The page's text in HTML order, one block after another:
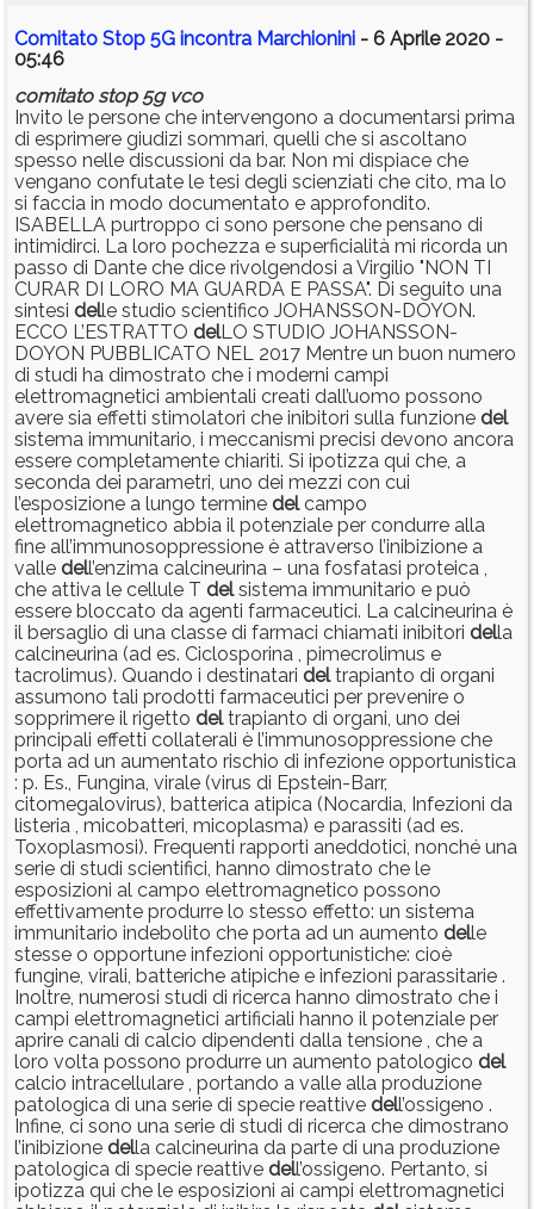
Comitato Stop 5G incontra Marchionini - 6 Aprile 2020 -
05:46
comitato stop 5g vco
Invito le persone che intervengono a documentarsi prima
di esprimere giudizi sommari, quelli che si ascoltano
spesso nelle discussioni da bar. Non mi dispiace che
vengano confutate le tesi degli scienziati che cito, ma lo
si faccia in modo documentato e approfondito.
ISABELLA purtroppo ci sono persone che pensano di
intimidirci. La loro pochezza e superficialità mi ricorda un
passo di Dante che dice rivolgendosi a Virgilio "NON TI
CURAR DI LORO MA GUARDA E PASSA". Di seguito una
sintesi delle studio scientifico JOHANSSON-DOYON.
ECCO L’ESTRATTO delLO STUDIO JOHANSSON-
DOYON PUBBLICATO NEL 2017 Mentre un buon numero
di studi ha dimostrato che i moderni campi
elettromagnetici ambientali creati dall’uomo possono
avere sia effetti stimolatori che inibitori sulla funzione del
sistema immunitario, i meccanismi precisi devono ancora
essere completamente chiariti. Si ipotizza qui che, a
seconda dei parametri, uno dei mezzi con cui
l’esposizione a lungo termine delcampo
elettromagnetico abbia il potenziale per condurre alla
fine all’immunosoppressione è attraverso l’inibizione a
valle dell’enzima calcineurina – una fosfatasi proteica ,
che attiva le cellule T delsistema immunitario e può
essere bloccato da agenti farmaceutici. La calcineurina è
il bersaglio di una classe di farmaci chiamati inibitori della
calcineurina (ad es. Ciclosporina , pimecrolimus e
tacrolimus). Quando i destinatari deltrapianto di organi
assumono tali prodotti farmaceutici per prevenire o
sopprimere il rigetto deltrapianto di organi, uno dei
principali effetti collaterali è l’immunosoppressione che
porta ad un aumentato rischio di infezione opportunistica
: p. Es., Fungina, virale (virus di Epstein-Barr,
citomegalovirus), batterica atipica (Nocardia, Infezioni da
listeria , micobatteri, micoplasma) e parassiti (ad es.
Toxoplasmosi). Frequenti rapporti aneddotici, nonché una
serie di studi scientifici, hanno dimostrato che le
esposizioni al campo elettromagnetico possono
effettivamente produrre lo stesso effetto: un sistema
immunitario indebolito che porta ad un aumento delle
stesse o opportune infezioni opportunistiche: cioè
fungine, virali, batteriche atipiche e infezioni parassitarie .
Inoltre, numerosi studi di ricerca hanno dimostrato che i
campi elettromagnetici artificiali hanno il potenziale per
aprire canali di calcio dipendenti dalla tensione , che a
loro volta possono produrre un aumento patologico del
calcio intracellulare , portando a valle alla produzione
patologica di una serie di specie reattive dell’ossigeno .
Infine, ci sono una serie di studi di ricerca che dimostrano
l’inibizione della calcineurina da parte di una produzione
patologica di specie reattive dell’ossigeno. Pertanto, si
ipotizza qui che le esposizioni ai campi elettromagnetici